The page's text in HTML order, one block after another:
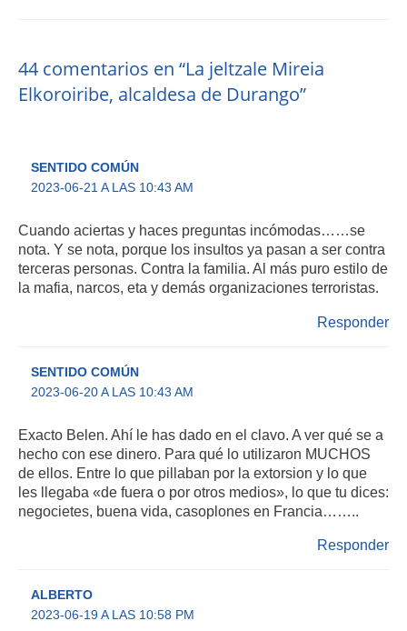
44 comentarios en “La jeltzale Mireia
Elkoroiribe, alcaldesa de Durango”
SENTIDO COMÚN
2023-06-21 A LAS 10:43 AM
Cuando aciertas y haces preguntas incómodas……se
nota. Y se nota, porque los insultos ya pasan a ser contra
terceras personas. Contra la familia. Al más puro estilo de
la mafia, narcos, eta y demás organizaciones terroristas.
Responder
SENTIDO COMÚN
2023-06-20 A LAS 10:43 AM
Exacto Belen. Ahí le has dado en el clavo. A ver qué se a
hecho con ese dinero. Para qué lo utilizaron MUCHOS
de ellos. Entre lo que pillaban por la extorsion y lo que
les llegaba «de fuera o por otros medios», lo que tu dices:
negocietes, buena vida, casoplones en Francia……..
Responder
ALBERTO
2023-06-19 A LAS 10:58 PM